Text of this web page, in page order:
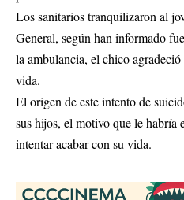
Los sanitarios tranquilizaron al
General, según han informado
la ambulancia, el chico
vida.
El origen de este intento de
sus hijos, el motivo que le habría
intentar acabar con su vida.